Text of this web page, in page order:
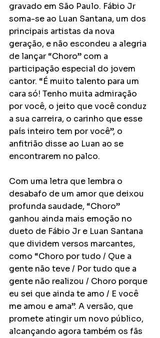
gravado em São Paulo. Fábio Jr
soma-se ao Luan Santana, um dos
principais artistas da nova
geração, e não escondeu a alegria
de lançar “Choro” com a
participação especial do jovem
cantor. “É muito talento para um
cara só! Tenho muita admiração
por você, o jeito que você conduz
a sua carreira, o carinho que esse
país inteiro tem por você”, o
anfitrião disse ao Luan ao se
encontrarem no palco.
Com uma letra que lembra o
desabafo de um amor que deixou
profunda saudade, “Choro”
ganhou ainda mais emoção no
dueto de Fábio Jr e Luan Santana
que dividem versos marcantes,
como “Choro por tudo / Que a
gente não teve / Por tudo que a
gente não realizou / Choro porque
eu sei que ainda te amo / E você
me amou e ama”. A versão, que
promete atingir um novo público,
alcançando agora também os fãs